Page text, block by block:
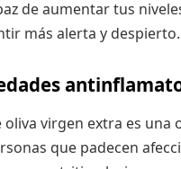
de aumentar tus
más alerta y despierto.
oliva virgen extra es una
que padecen